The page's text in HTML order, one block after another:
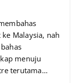
Malaysia, nah
menuju
terutama…